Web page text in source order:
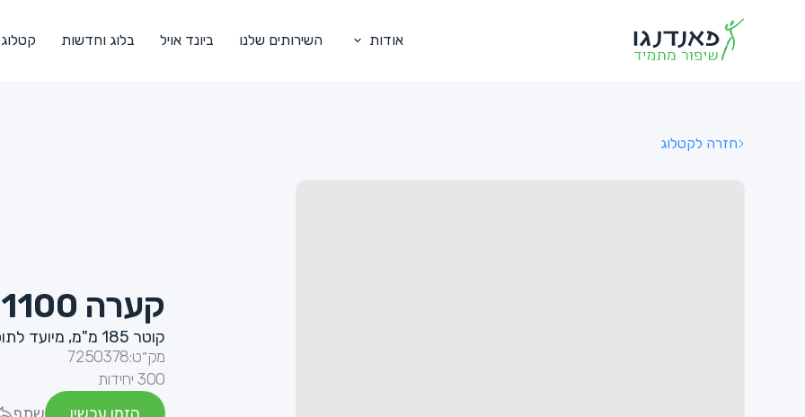
אודות השירותים שלנו ביונד אויל בלוג וחדשות קטלוג
חזרה לקטלוג
קערה 1100 מ"ל נייר חום קרפט
קוטר 185 מ"מ, מיועד לתוספות חמות, פסטה, סלט
מק״ט:7250378
300 יחידות
הזמן עכשיו
שתף